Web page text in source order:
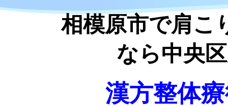
相模原市で肩こ
なら中央
漢方整体